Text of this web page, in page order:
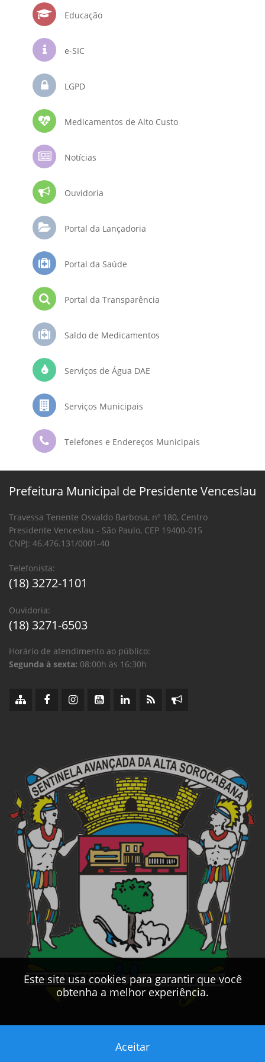
Educação
e-SIC
LGPD
Medicamentos de Alto Custo
Notícias
Ouvidoria
Portal da Lançadoria
Portal da Saúde
Portal da Transparência
Saldo de Medicamentos
Serviços de Água DAE
Serviços Municipais
Telefones e Endereços Municipais
Este site usa cookies para garantir que você
obtenha a melhor experiência.
Aceitar
Prefeitura Municipal de Presidente Venceslau
Travessa Tenente Osvaldo Barbosa, nº 180, Centro
Presidente Venceslau - São Paulo, CEP 19400-015
CNPJ: 46.476.131/0001-40
Telefonista:
(18) 3272-1101
Ouvidoria:
(18) 3271-6503
Horário de atendimento ao público:
Segunda à sexta: 08:00h às 16:30h